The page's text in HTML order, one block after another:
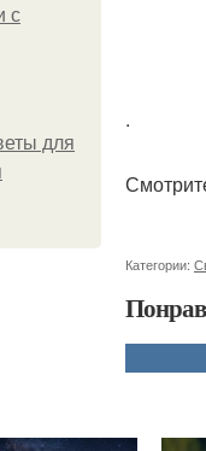
с
для
.
Категории: